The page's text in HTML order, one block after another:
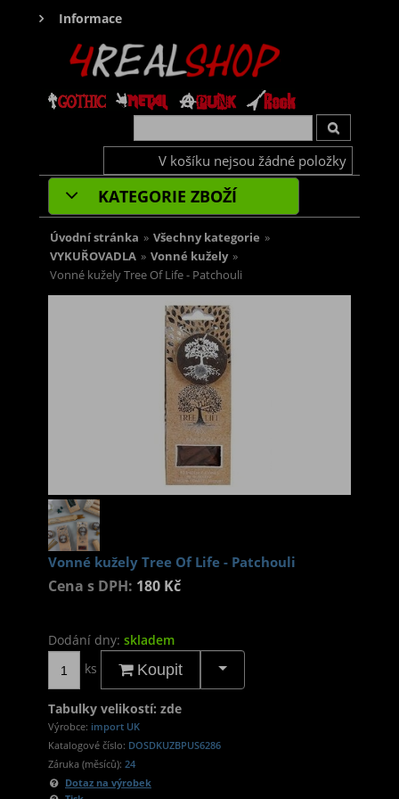
Informace
V košíku nejsou žádné položky
KATEGORIE ZBOŽÍ
Úvodní stránka » Všechny kategorie »
VYKUŘOVADLA » Vonné kužely »
Vonné kužely Tree Of Life - Patchouli
Vonné kužely Tree Of Life - Patchouli
Cena s DPH: 180 Kč
Dodání dny: skladem
ks
Koupit
Tabulky velikostí: zde
Výrobce: import UK
Katalogové číslo: DOSDKUZBPUS6286
Záruka (měsíců): 24
Dotaz na výrobek